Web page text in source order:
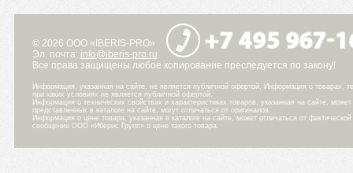
© 2026 ООО «IBERIS-PRO»
Эл. почта: info@iberis-pro.ru
Все права защищены любое копирование преследуется по закону!
Информация, указанная на сайте, не является публичной офертой. Информация о товарах,
при каких условиях не является публичной офертой.
Информация о технических свойствах и характеристиках товаров, указанная на сайте,
представленных в каталоге на сайте, могут отличаться от оригиналов.
Информация о цене товара, указанная в каталоге на сайте, может отличаться от
сообщение ООО «Иберис Групп» о цене такого товара.